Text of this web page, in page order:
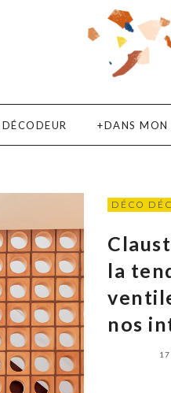
DANS MON
DÉCO
la
nos